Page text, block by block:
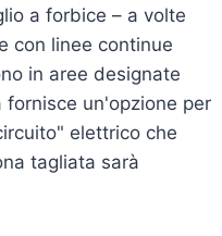
a forbice – a volte
con linee continue
in aree designate
fornisce un'opzione per
elettrico che
tagliata sarà